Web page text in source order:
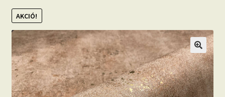
Tapéta BLOG
Mi az a fotótapéta?
Tapétázási tanácsok
Beton hatású tapéták
AKCIÓ!